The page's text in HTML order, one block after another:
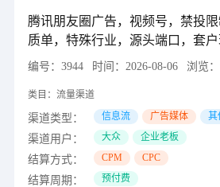
腾讯朋友圈广告，视频号，禁投
质单，特殊行业，源头端口，套户
编号： 3944 时间： 2026-08-06 浏览：
类目： 流量渠道
渠道类型： 信息流 广告媒体 其
渠道用户： 大众 企业老板
结算方式： CPM CPC
结算周期： 预付费